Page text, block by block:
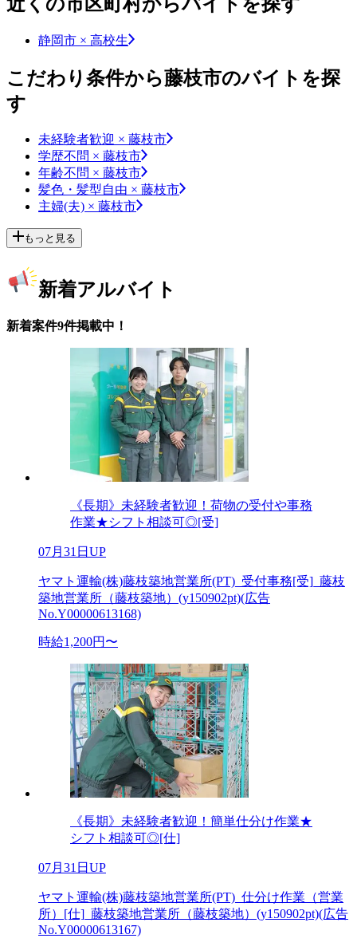
静岡市 × 高校生
こだわり条件から藤枝市のバイトを探
す
未経験者歓迎 × 藤枝市
学歴不問 × 藤枝市
年齢不問 × 藤枝市
髪色・髪型自由 × 藤枝市
主婦(夫) × 藤枝市
もっと見る
新着アルバイト
新着案件9件掲載中！
《長期》未経験者歓迎！荷物の受付や事務
作業★シフト相談可◎[受]
07月31日UP
ヤマト運輸(株)藤枝築地営業所(PT)_受付事務[受]_藤枝
築地営業所（藤枝築地）(y150902pt)(広告
No.Y00000613168)
時給1,200円〜
《長期》未経験者歓迎！簡単仕分け作業★
シフト相談可◎[仕]
07月31日UP
ヤマト運輸(株)藤枝築地営業所(PT)_仕分け作業（営業
所）[仕]_藤枝築地営業所（藤枝築地）(y150902pt)(広告
No.Y00000613167)